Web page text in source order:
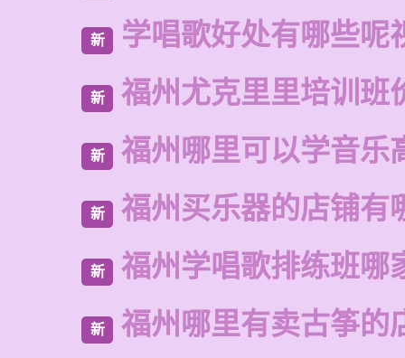
新 学唱歌好处有哪些呢
新 福州尤克里里培训班
新 福州哪里可以学音乐
新 福州买乐器的店铺有
新 福州学唱歌排练班哪
新 福州哪里有卖古筝的